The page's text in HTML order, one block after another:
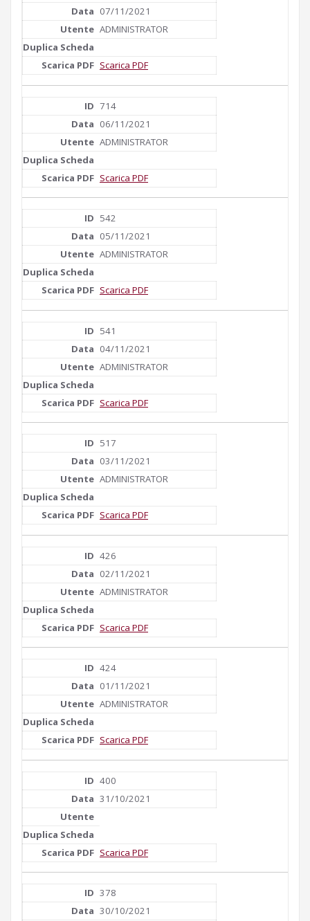
07/11/2021
ADMINISTRATOR
Scarica PDF
714
06/11/2021
ADMINISTRATOR
Scarica PDF
542
05/11/2021
ADMINISTRATOR
Scarica PDF
541
04/11/2021
ADMINISTRATOR
Scarica PDF
517
03/11/2021
ADMINISTRATOR
Scarica PDF
426
02/11/2021
ADMINISTRATOR
Scarica PDF
424
01/11/2021
ADMINISTRATOR
Scarica PDF
400
31/10/2021
Scarica PDF
378
30/10/2021